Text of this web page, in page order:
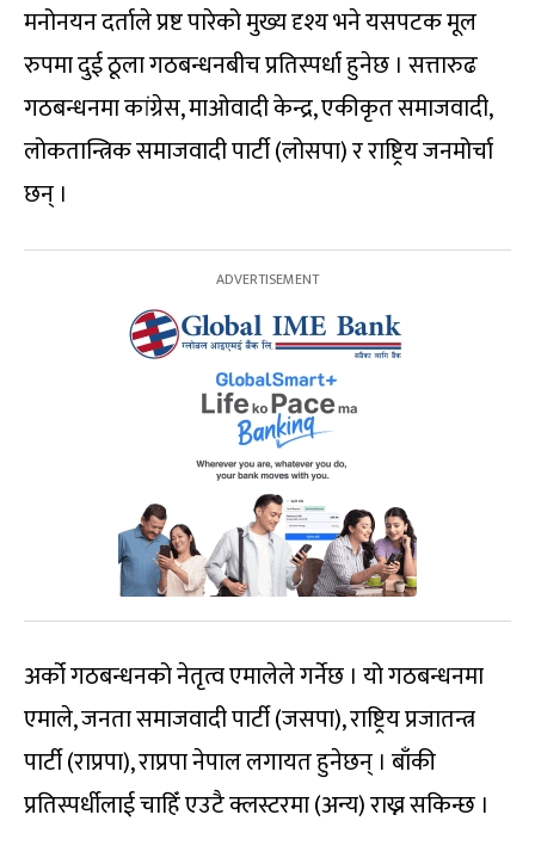
मनोनयन दर्ताले प्रष्ट पारेको मुख्य दृश्य भने यसपटक मूल
रुपमा दुई ठूला गठबन्धनबीच प्रतिस्पर्धा हुनेछ । सत्तारुढ
गठबन्धनमा कांग्रेस, माओवादी केन्द्र, एकीकृत समाजवादी,
लोकतान्त्रिक समाजवादी पार्टी (लोसपा) र राष्ट्रिय जनमोर्चा
छन् ।
अर्को गठबन्धनको नेतृत्व एमालेले गर्नेछ । यो गठबन्धनमा
एमाले, जनता समाजवादी पार्टी (जसपा), राष्ट्रिय प्रजातन्त्र
पार्टी (राप्रपा), राप्रपा नेपाल लगायत हुनेछन् । बाँकी
प्रतिस्पर्धीलाई चाहिँ एउटै क्लस्टरमा (अन्य) राख्न सकिन्छ ।